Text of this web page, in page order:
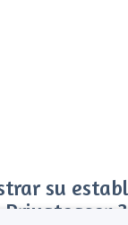
su
Privateaser ?